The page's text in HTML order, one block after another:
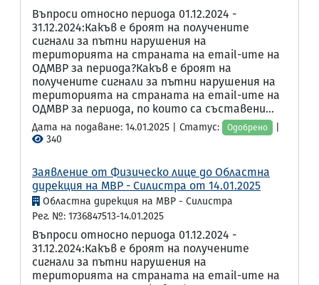
Въпроси относно периода 01.12.2024 -
31.12.2024:Какъв е броят на получените
сигнали за пътни нарушения на
територията на страната на email-ите на
ОДМВР за периода?Какъв е броят на
получените сигнали за пътни нарушения на
територията на страната на email-ите на
ОДМВР за периода, по които са съставени...
Дата на подаване: 14.01.2025 | Статус: Одобрено
340
Заявление от Физическо лице до Областна
дирекция на МВР - Силистра от 14.01.2025
Областна дирекция на МВР - Силистра
Рег. №: 1736847513-14.01.2025
Въпроси относно периода 01.12.2024 -
31.12.2024:Какъв е броят на получените
сигнали за пътни нарушения на
територията на страната на email-ите на